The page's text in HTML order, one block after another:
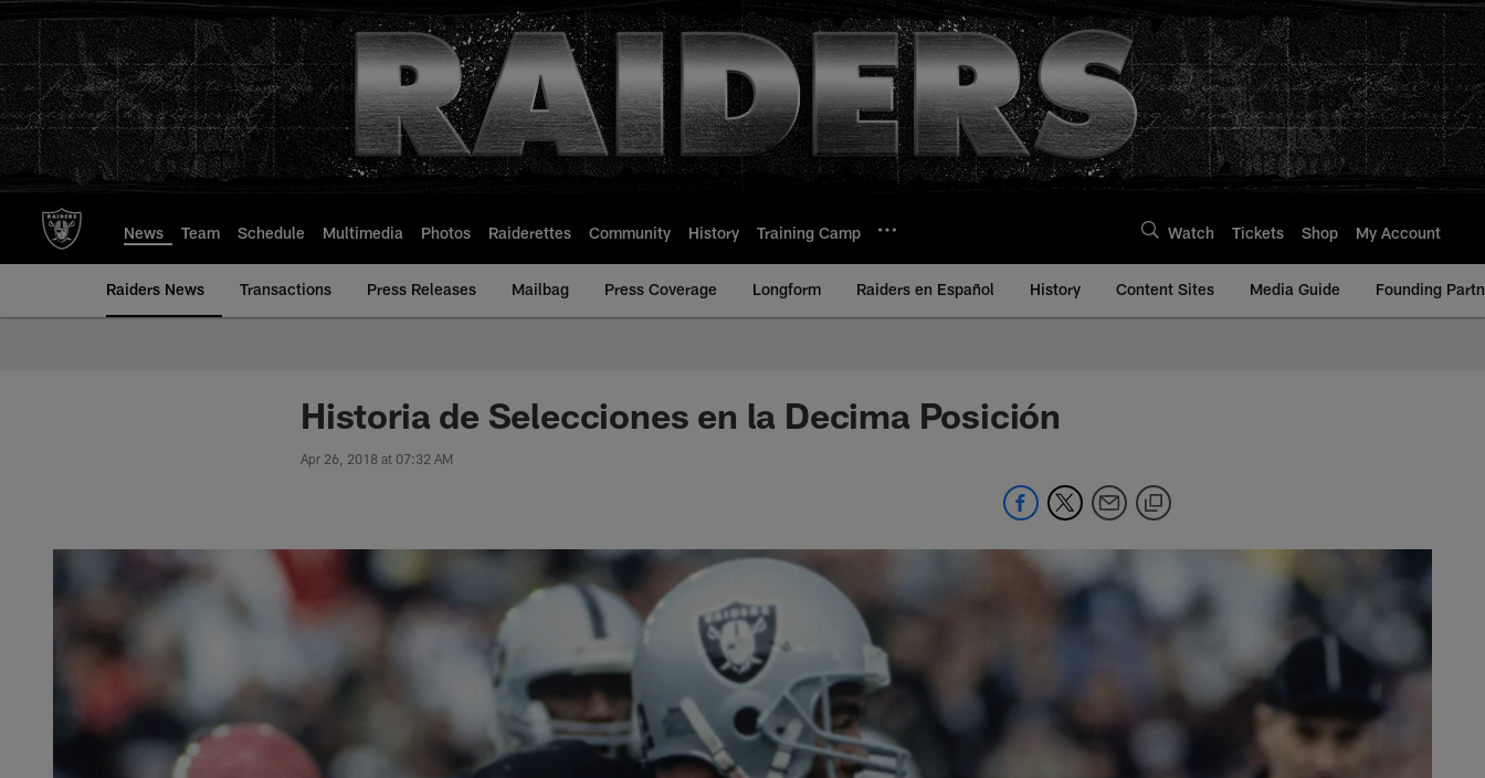
to
main
content
News Team Schedule Multimedia Photos Raiderettes Community History Training Camp Watch Tickets Shop My Account
Raiders News Transactions Press Releases Mailbag Press Coverage Longform Raiders en Español History Content Sites Media Guide Founding
Historia de Selecciones en la Decima Posición
Apr 26, 2018 at 07:32 AM